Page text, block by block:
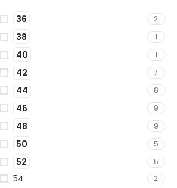
36 2
38 1
40 1
42 7
44 8
46 9
48 9
50 5
52 5
54 2